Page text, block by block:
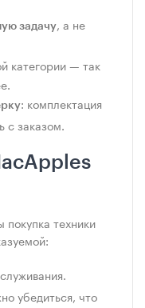
задачу, а не
категории — так
: комплектация
с заказом.
техники
убедиться, что